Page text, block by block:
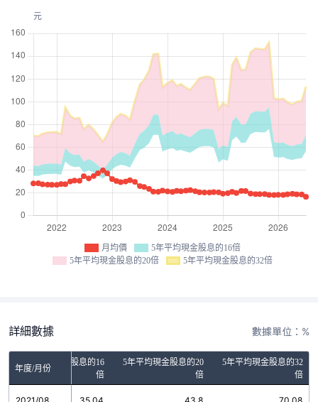
月均價
5年平均現金股息的16倍
5年平均現金股息的20倍
5年平均現金股息的32倍
詳細數據 數據單位：%
年度/月份
5年平均現金股息的16
倍
5年平均現金股息的20
倍
5年平均現金股息的32
倍